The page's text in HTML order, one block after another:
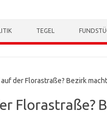
TEGEL
der Florastraße? Bezirk
Florastraße?